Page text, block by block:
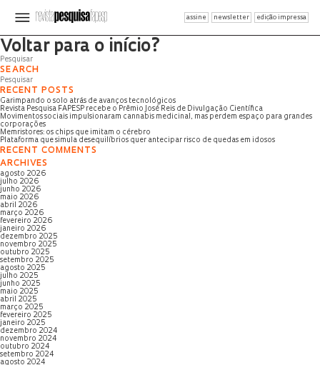
assine newsletter edição impressa
Página não encontrada
Voltar para o início?
SEARCH
RECENT POSTS
Garimpando o solo atrás de avanços tecnológicos
Revista Pesquisa FAPESP recebe o Prêmio José Reis de Divulgação Científica
Movimentos sociais impulsionaram cannabis medicinal, mas perdem espaço para grandes
corporações
Memristores: os chips que imitam o cérebro
Plataforma que simula desequilíbrios quer antecipar risco de quedas em idosos
RECENT COMMENTS
ARCHIVES
agosto 2026
julho 2026
junho 2026
maio 2026
abril 2026
março 2026
fevereiro 2026
janeiro 2026
dezembro 2025
novembro 2025
outubro 2025
setembro 2025
agosto 2025
julho 2025
junho 2025
maio 2025
abril 2025
março 2025
fevereiro 2025
janeiro 2025
dezembro 2024
novembro 2024
outubro 2024
setembro 2024
agosto 2024